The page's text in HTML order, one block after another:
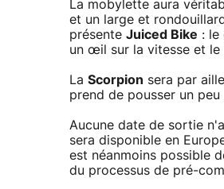
La mobylette aura
et un large et
présente Juiced Bike : le
un œil sur la vitesse et le
La Scorpion sera par
prend de pousser un
Aucune date de sortie
sera disponible en
est néanmoins possible
du processus de pré-